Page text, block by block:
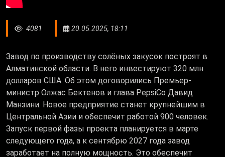
4081 20.05.2025, 18:11
Завод по производству солёных закусок построят в
Алматинской области. В него инвестируют 320 млн
долларов США. Об этом договорились Премьер-
министр Олжас Бектенов и глава PepsiCo Давид
Манзини. Новое предприятие станет крупнейшим в
Центральной Азии и обеспечит работой 900 человек.
Запуск первой фазы проекта планируется в марте
следующего года, а к сентябрю 2027 года завод
заработает на полную мощность. Это обеспечит